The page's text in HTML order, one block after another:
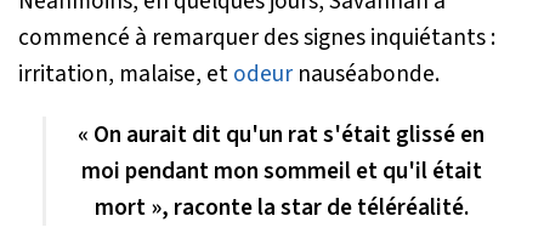
commencé à remarquer des signes inquiétants :
irritation, malaise, etodeur nauséabonde.
« On aurait dit qu'un rat s'était glissé en
moi pendant mon sommeil et qu'il était
mort », raconte la star de téléréalité.